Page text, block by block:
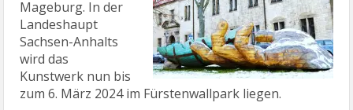
Mageburg. In der
Landeshaupt
Sachsen-Anhalts
wird das
Kunstwerk nun bis
zum 6. März 2024 im Fürstenwallpark liegen.